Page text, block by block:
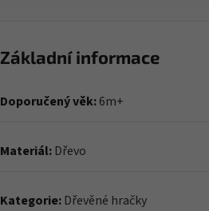
Základní informace
Doporučený věk:6m+
Materiál: Dřevo
Kategorie: Dřevěné hračky